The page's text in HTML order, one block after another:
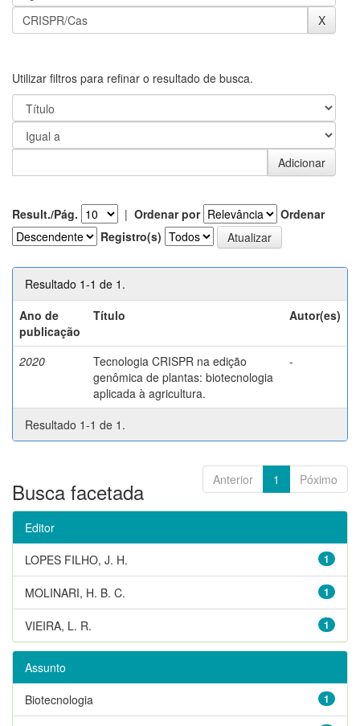
Utilizar filtros para refinar o resultado de busca.
Result./Pág. | Ordenar por
Ordenar
Registro(s)
Resultado 1-1 de 1.
Ano de
publicação
Título Autor(es)
2020
Tecnologia CRISPR na edição
genômica de plantas: biotecnologia
aplicada à agricultura.
-
Resultado 1-1 de 1.
Anterior 1 Póximo
Busca facetada
Editor
1
LOPES FILHO, J. H.
1
MOLINARI, H. B. C.
1
VIEIRA, L. R.
Assunto
1
Biotecnologia